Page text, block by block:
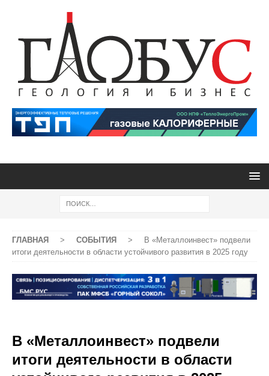
ГЛАВНАЯ > СОБЫТИЯ >
В «Металлоинвест» подвели
итоги деятельности в области устойчивого развития в 2025 году
В «Металлоинвест» подвели
итоги деятельности в области